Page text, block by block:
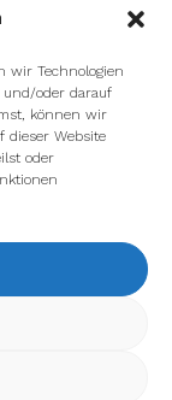
wir Technologien
und/oder darauf
können wir
dieser Website
oder
Erfahrung auf
Cookies wir